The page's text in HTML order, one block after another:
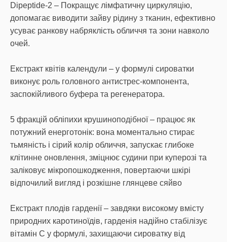
Dipeptide-2 – Покращує лімфатичну циркуляцію,
допомагає виводити зайву рідину з тканин, ефективно
усуває ранкову набряклість обличчя та зони навколо
очей.
Екстракт квітів календули – у формулі сироватки
виконує роль головного антистрес-компонента,
заспокійливого буфера та регенератора.
5 фракцій обліпихи крушиноподібної – працює як
потужний енерготонік: вона моментально стирає
тьмяність і сірий колір обличчя, запускає глибоке
клітинне оновлення, зміцнює судини при куперозі та
заліковує мікропошкодження, повертаючи шкірі
відпочилий вигляд і розкішне глянцеве сяйво
Екстракт плодів гарденії – завдяки високому вмісту
природних каротиноїдів, гарденія надійно стабілізує
вітамін С у формулі, захищаючи сироватку від